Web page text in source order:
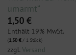
umarmt“
1,50 €
Enthält 19% MwSt.
(1,50€/ 1 Stück)
zzgl. Versand